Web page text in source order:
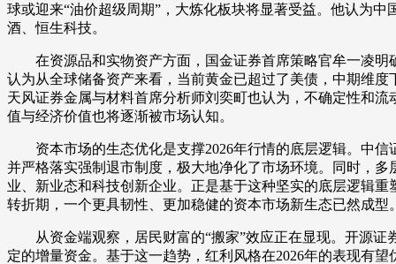
球或迎来“油价超级周期”，大炼化板块将显著受益。他认为
酒、恒生科技。
在资源品和实物资产方面，国金证券首席策略官牟一凌明
认为从全球储备资产来看，当前黄金已超过了美债，中期维
天风证券金属与材料首席分析师刘奕町也认为，不确定性和
值与经济价值也将逐渐被市场认知。
资本市场的生态优化是支撑2026年行情的底层逻辑。中信
并严格落实强制退市制度，极大地净化了市场环境。同时，
业、新业态和科技创新企业。正是基于这种坚实的底层逻辑
转折期，一个更具韧性、更加稳健的资本市场新生态已然成型
从资金端观察，居民财富的“搬家”效应正在显现。开源证
定的增量资金。基于这一趋势，红利风格在2026年的表现有